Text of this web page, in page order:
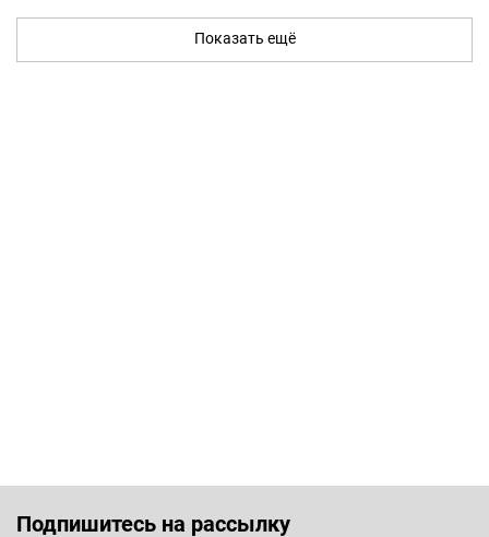
Показать ещё
Подпишитесь на рассылку